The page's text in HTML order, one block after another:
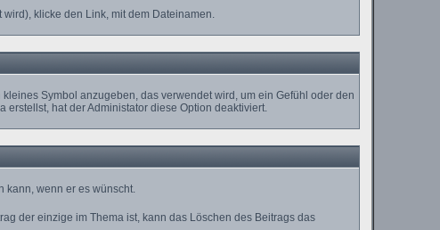
klicke den Link, mit dem Dateinamen.
Symbol anzugeben, das verwendet wird, um ein Gefühl oder den
erstellst, hat der Administator diese Option deaktiviert.
kann, wenn er es wünscht.
der einzige im Thema ist, kann das Löschen des Beitrags das